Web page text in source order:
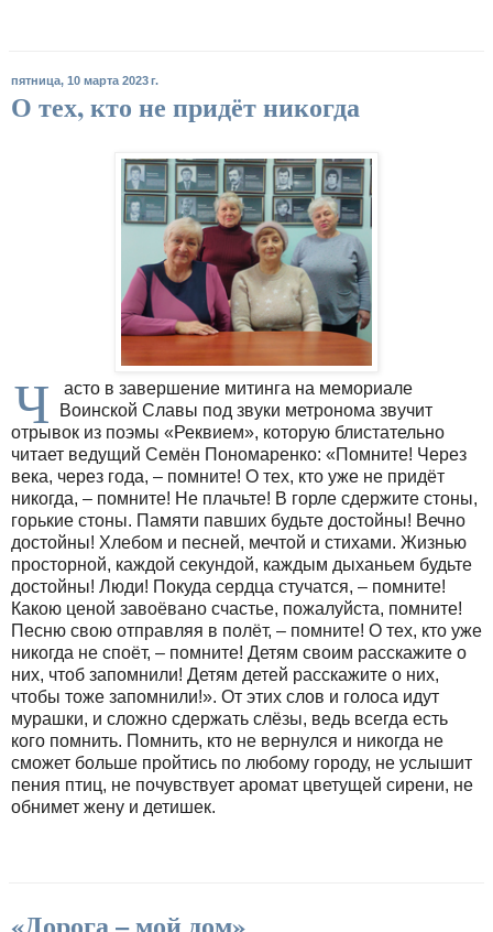
пятница, 10 марта 2023 г.
О тех, кто не придёт никогда
Ч
асто в завершение митинга на мемориале
Воинской Славы под звуки метронома звучит
отрывок из поэмы «Реквием», которую блистательно
читает ведущий Семён Пономаренко: «Помните! Через
века, через года, – помните! О тех, кто уже не придёт
никогда, – помните! Не плачьте! В горле сдержите стоны,
горькие стоны. Памяти павших будьте достойны! Вечно
достойны! Хлебом и песней, мечтой и стихами. Жизнью
просторной, каждой секундой, каждым дыханьем будьте
достойны! Люди! Покуда сердца стучатся, – помните!
Какою ценой завоёвано счастье, пожалуйста, помните!
Песню свою отправляя в полёт, – помните! О тех, кто уже
никогда не споёт, – помните! Детям своим расскажите о
них, чтоб запомнили! Детям детей расскажите о них,
чтобы тоже запомнили!». От этих слов и голоса идут
мурашки, и сложно сдержать слёзы, ведь всегда есть
кого помнить. Помнить, кто не вернулся и никогда не
сможет больше пройтись по любому городу, не услышит
пения птиц, не почувствует аромат цветущей сирени, не
обнимет жену и детишек.